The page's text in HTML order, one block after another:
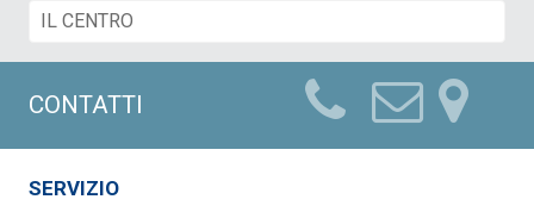
CONTATTI
SERVIZIO